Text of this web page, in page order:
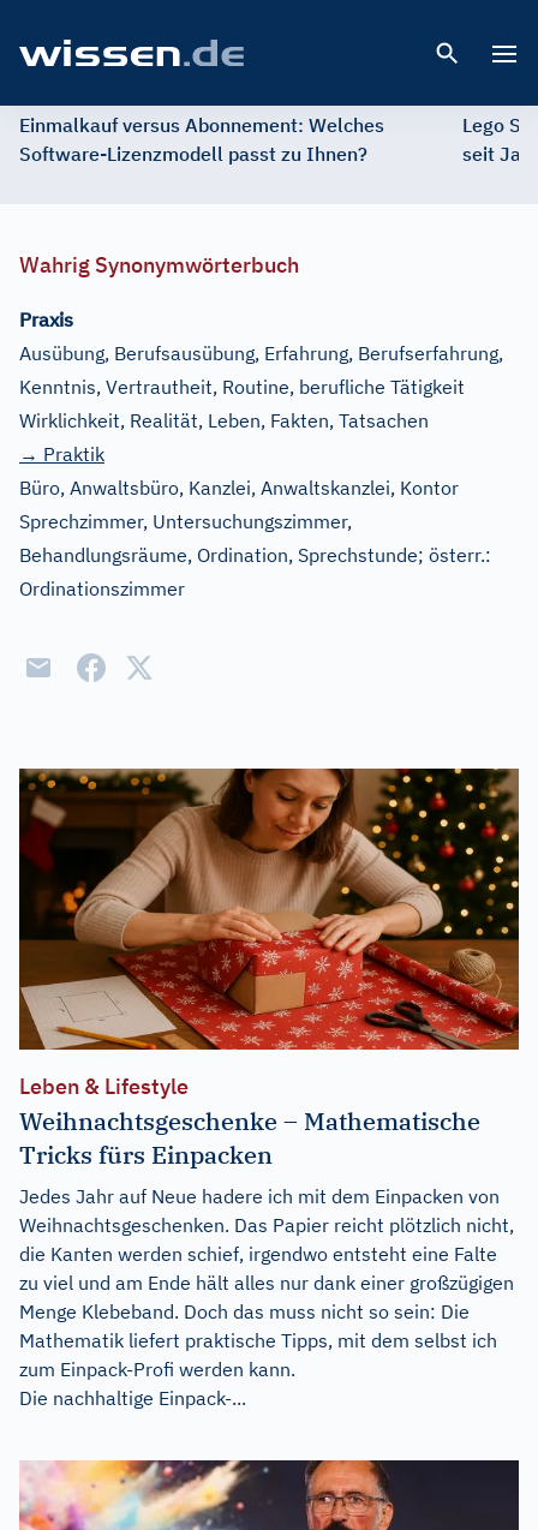
Einmalkauf versus Abonnement: Welches
Software-Lizenzmodell passt zu Ihnen?
Lego
seit
Wahrig Synonymwörterbuch
Praxis
Ausübung, Berufsausübung, Erfahrung, Berufserfahrung,
Kenntnis, Vertrautheit, Routine, berufliche Tätigkeit
Wirklichkeit, Realität, Leben, Fakten, Tatsachen
→ Praktik
Büro, Anwaltsbüro, Kanzlei, Anwaltskanzlei, Kontor
Sprechzimmer, Untersuchungszimmer,
Behandlungsräume, Ordination, Sprechstunde; österr.:
Ordinationszimmer
Leben & Lifestyle
Weihnachtsgeschenke – Mathematische
Tricks fürs Einpacken
Jedes Jahr auf Neue hadere ich mit dem Einpacken von
Weihnachtsgeschenken. Das Papier reicht plötzlich nicht,
die Kanten werden schief, irgendwo entsteht eine Falte
zu viel und am Ende hält alles nur dank einer großzügigen
Menge Klebeband. Doch das muss nicht so sein: Die
Mathematik liefert praktische Tipps, mit dem selbst ich
zum Einpack-Profi werden kann.
Die nachhaltige Einpack-...